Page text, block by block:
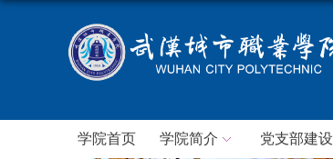
学院首页 学院简介 党支部建设